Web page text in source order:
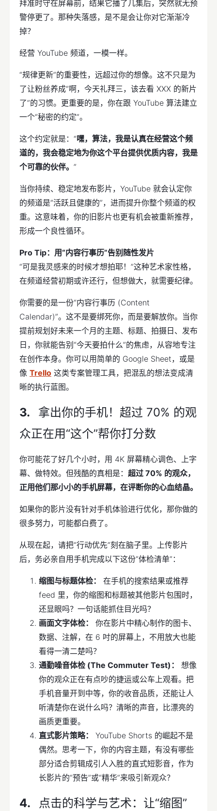
拜准时守在屏幕前，结果它播了几集后，突然就无预
警停更了。那种失落感，是不是会让你对它渐渐冷
掉？
经营 YouTube 频道，一模一样。
“规律更新”的重要性，远超过你的想像。这不只是为
了让粉丝养成“啊，今天礼拜三，该去看 XXX 的新片
了”的习惯。更重要的是，你在跟 YouTube 算法建立
一个“秘密的约定”。
这个约定就是：“嘿，算法，我是认真在经营这个频
道的，我会稳定地为你这个平台提供优质内容，我是
个可靠的伙伴。 ”
当你持续、稳定地发布影片，YouTube 就会认定你
的频道是“活跃且健康的”，进而提升你整个频道的权
重。这意味着，你的旧影片也更有机会被重新推荐，
形成一个良性循环。
Pro Tip：用“内容行事历”告别随性发片
“可是我灵感来的时候才想拍耶！”这种艺术家性格，
在频道经营初期或许还行，但想做大，就需要纪律。
你需要的是一份“内容行事历 (Content
Calendar)”。这不是要绑死你，而是要解放你。当你
提前规划好未来一个月的主题、标题、拍摄日、发布
日，你就能告别“今天要拍什么”的焦虑，从容地专注
在创作本身。你可以用简单的 Google Sheet，或是
像 Trello 这类专案管理工具，把混乱的想法变成清
晰的执行蓝图。
拿出你的手机！超过 70% 的观
众正在用“这个”帮你打分数
你可能花了好几个小时，用 4K 屏幕精心调色、上字
幕、做特效。但残酷的真相是： 超过 70% 的观众，
正用他们那小小的手机屏幕，在评断你的心血结晶。
如果你的影片没有针对手机体验进行优化，那你做的
很多努力，可能都白费了。
从现在起，请把“行动优先”刻在脑子里。上传影片
后，务必亲自用手机完成以下这份“体检清单”：
缩图与标题体检：
在手机的搜索结果或推荐
feed 里，你的缩图和标题被其他影片包围时，
还显眼吗？一句话能抓住目光吗？
画面文字体检：
你在影片中精心制作的图卡、
数据、注解，在 6 吋的屏幕上，不用放大也能
看得一清二楚吗？
通勤噪音体检 (The Commuter Test)：
想像
你的观众正在有点吵的捷运或公车上观看。把
手机音量开到中等，你的收音品质，还能让人
听清楚你在说什么吗？清晰的声音，比漂亮的
画质更重要。
直式影片策略：
YouTube Shorts 的崛起不是
偶然。思考一下，你的内容主题，有没有哪些
部分适合剪辑成引人入胜的直式短影音，作为
长影片的“预告”或“精华”来吸引新观众？
点击的科学与艺术：让“缩图”